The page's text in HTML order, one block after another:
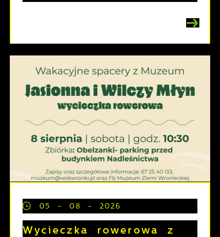
05 - 08 - 2026
Wycieczka rowerowa z